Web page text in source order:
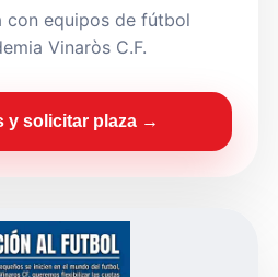
con equipos de fútbol
Vinaròs C.F.
y solicitar plaza →